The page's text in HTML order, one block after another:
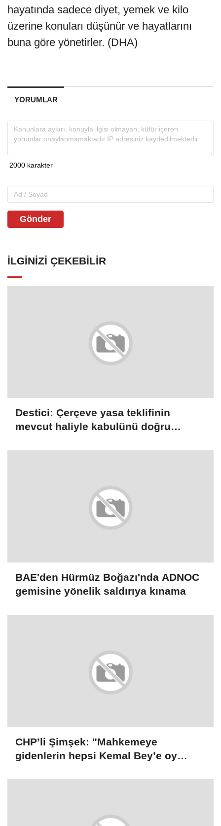
hayatında sadece diyet, yemek ve kilo
üzerine konuları düşünür ve hayatlarını
buna göre yönetirler. (DHA)
YORUMLAR
Gönder
İLGINIZI ÇEKEBILIR
Destici: Çerçeve yasa teklifinin
mevcut haliyle kabulünü doğru
BAE'den Hürmüz Boğazı'nda ADNOC
gemisine yönelik saldırıya kınama
CHP’li Şimşek: "Mahkemeye
gidenlerin hepsi Kemal Bey’e oy